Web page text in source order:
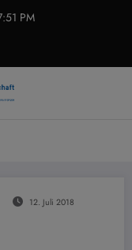
PM
12. Juli 2018